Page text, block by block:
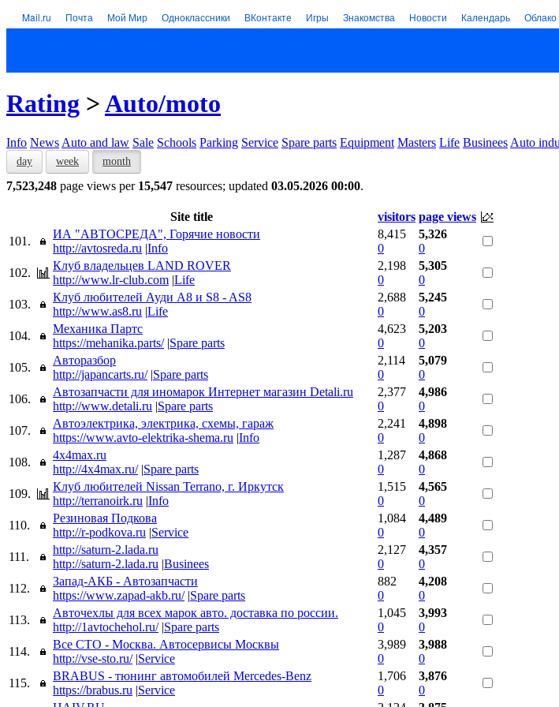
Mail.ru Почта Мой Мир Одноклассники ВКонтакте Игры Знакомства Новости Календарь Облако
Rating >Auto/moto
Info News Auto and law Sale Schools Parking Service Spare parts Equipment Masters Life Businees Auto
day week month
7,523,248 page views per 15,547 resources; updated 03.05.2026 00:00.
Site title visitors page views
101.
ИА "АВТОСРЕДА", Горячие новости
http://avtosreda.ru |Info
8,415
0
5,326
0
102.
Клуб владельцев LAND ROVER
http://www.lr-club.com |Life
2,198
0
5,305
0
103.
Клуб любителей Ауди А8 и S8 - AS8
http://www.as8.ru |Life
2,688
0
5,245
0
104.
Механика Партс
https://mehanika.parts/ |Spare parts
4,623
0
5,203
0
105.
Авторазбор
http://japancarts.ru/ |Spare parts
2,114
0
5,079
0
106.
Автозапчасти для иномарок Интернет магазин Detali.ru
http://www.detali.ru |Spare parts
2,377
0
4,986
0
107.
Автоэлектрика, электрика, схемы, гараж
https://www.avto-elektrika-shema.ru |Info
2,241
0
4,898
0
108.
4x4max.ru
http://4x4max.ru/ |Spare parts
1,287
0
4,868
0
109.
Клуб любителей Nissan Terrano, г. Иркутск
http://terranoirk.ru |Info
1,515
0
4,565
0
110.
Резиновая Подкова
http://r-podkova.ru |Service
1,084
0
4,489
0
111.
http://saturn-2.lada.ru
http://saturn-2.lada.ru |Businees
2,127
0
4,357
0
112.
Запад-АКБ - Автозапчасти
https://www.zapad-akb.ru/ |Spare parts
882
0
4,208
0
113.
Авточехлы для всех марок авто. доставка по россии.
http://1avtochehol.ru/ |Spare parts
1,045
0
3,993
0
114.
Все СТО - Москва. Автосервисы Москвы
http://vse-sto.ru/ |Service
3,989
0
3,988
0
115.
BRABUS - тюнинг автомобилей Mercedes-Benz
https://brabus.ru |Service
1,706
0
3,876
0